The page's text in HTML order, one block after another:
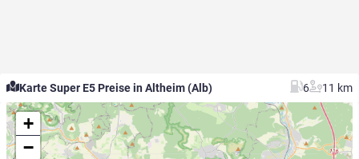
Karte Super E5 Preise in Altheim (Alb) 6 11 km
+
−